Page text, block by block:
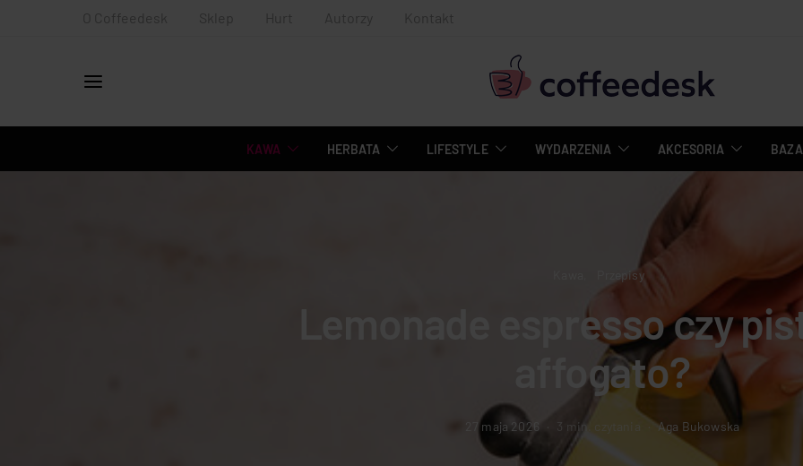
O Coffeedesk Sklep Hurt Autorzy Kontakt
KAWA HERBATA LIFESTYLE WYDARZENIA AKCESORIA
Przepisy
Lemonade espresso czy
affogato?
27 maja 2026 3 min. czytania Aga Bukowska